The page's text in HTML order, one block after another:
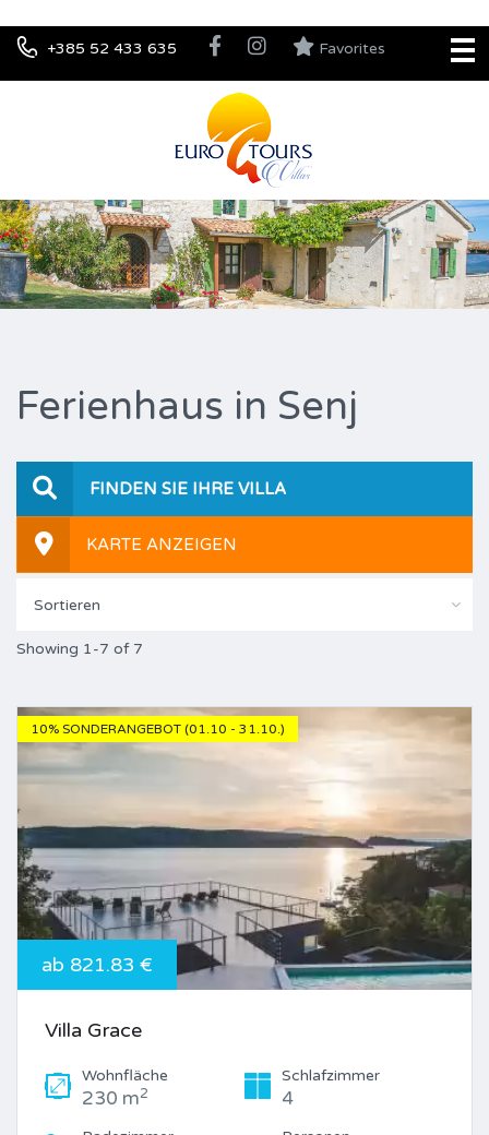
+385 52 433 635 Favorites
Ferienhaus in Senj
FINDEN SIE IHRE VILLA
KARTE ANZEIGEN
Sortieren
Showing 1-7 of 7
10% SONDERANGEBOT (01.10 - 31.10.)
ab 821.83 €
Villa Grace
Wohnfläche
230 m2
Schlafzimmer
4